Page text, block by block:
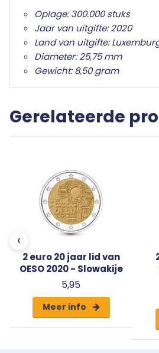
onderscheid van de gewone
het herdenkingsonderwerp op
Alleen de twee euro munt mag
herdenkingsmunt gebruikt
hele eurogebied wettig
als gewone euromunten
Uw 2 euro munt wordt
Oplage: 300.000 stuks
Jaar van uitgifte: 2020
Land van uitgifte:
Diameter: 25,75 mm
Gewicht: 8,50 gram
Gerelateerde
‹
2 euro 20 jaar lid van
OESO 2020 - Slowakije
5,95
Meer info